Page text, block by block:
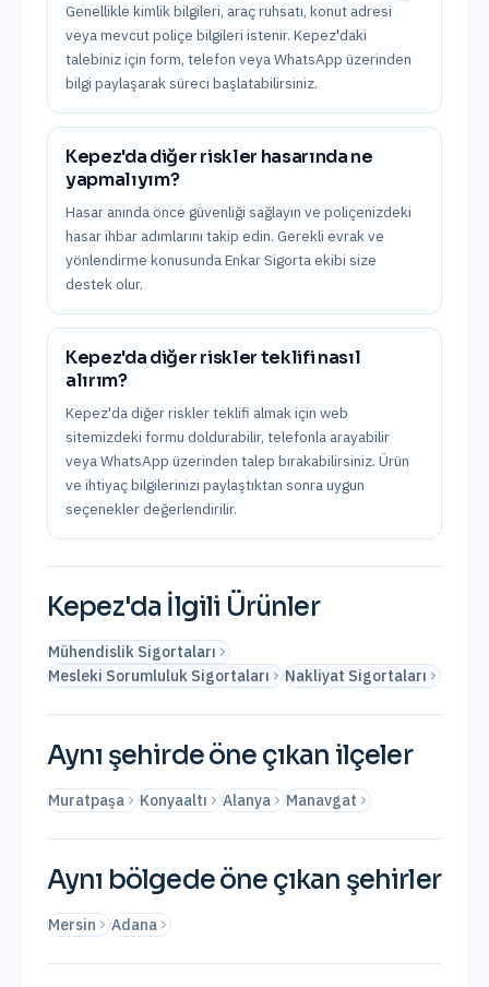
Genellikle kimlik bilgileri, araç ruhsatı, konut adresi
veya mevcut poliçe bilgileri istenir. Kepez'daki
talebiniz için form, telefon veya WhatsApp üzerinden
bilgi paylaşarak süreci başlatabilirsiniz.
Kepez'da diğer riskler hasarında ne
yapmalıyım?
Hasar anında önce güvenliği sağlayın ve poliçenizdeki
hasar ihbar adımlarını takip edin. Gerekli evrak ve
yönlendirme konusunda Enkar Sigorta ekibi size
destek olur.
Kepez'da diğer riskler teklifi nasıl
alırım?
Kepez'da diğer riskler teklifi almak için web
sitemizdeki formu doldurabilir, telefonla arayabilir
veya WhatsApp üzerinden talep bırakabilirsiniz. Ürün
ve ihtiyaç bilgilerinizi paylaştıktan sonra uygun
seçenekler değerlendirilir.
Kepez'da İlgili Ürünler
Mühendislik Sigortaları
Mesleki Sorumluluk Sigortaları
Nakliyat Sigortaları
Aynı şehirde öne çıkan ilçeler
Muratpaşa Konyaaltı Alanya Manavgat
Aynı bölgede öne çıkan şehirler
Mersin Adana